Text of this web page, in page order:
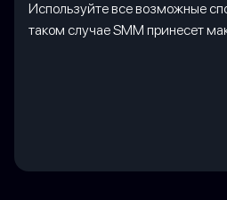
Используйте все возможные
таком случае SMM принесет